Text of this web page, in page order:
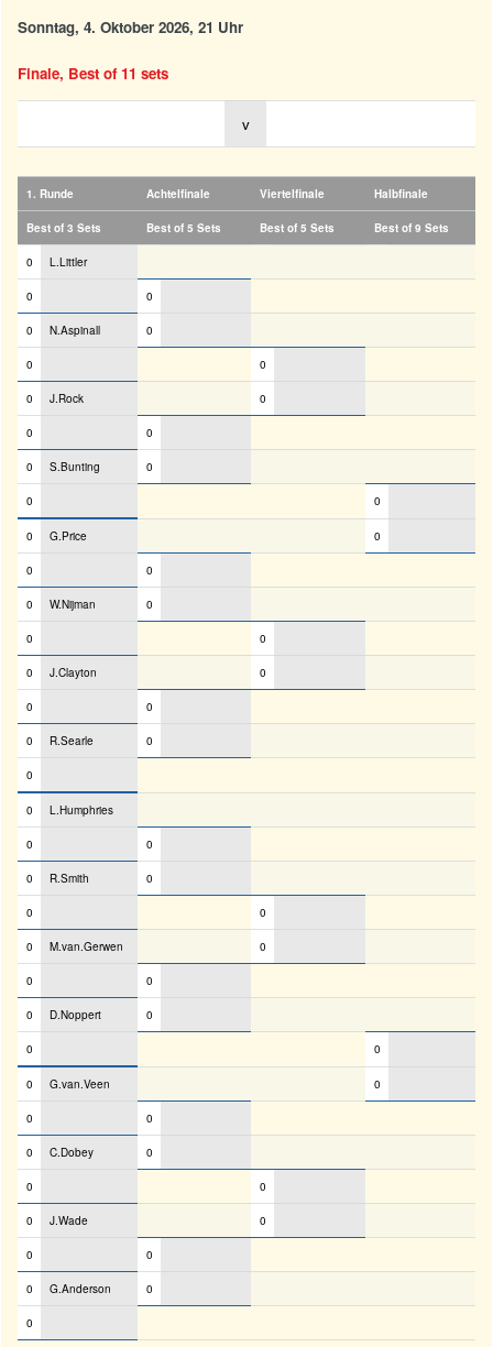
Sonntag, 4. Oktober 2026, 21 Uhr
Finale, Best of 11 sets
v
1. Runde Achtelfinale Viertelfinale Halbfinale
Best of 3 Sets Best of 5 Sets Best of 5 Sets Best of 9 Sets
0 L.Littler
0 0
0 N.Aspinall 0
0 0
0 J.Rock 0
0 0
0 S.Bunting 0
0 0
0 G.Price 0
0 0
0 W.Nijman 0
0 0
0 J.Clayton 0
0 0
0 R.Searle 0
0
0 L.Humphries
0 0
0 R.Smith 0
0 0
0 M.van.Gerwen 0
0 0
0 D.Noppert 0
0 0
0 G.van.Veen 0
0 0
0 C.Dobey 0
0 0
0 J.Wade 0
0 0
0 G.Anderson 0
0